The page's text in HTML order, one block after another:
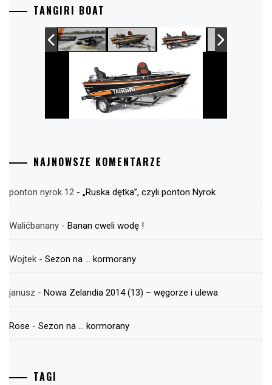
TANGIRI BOAT
NAJNOWSZE KOMENTARZE
ponton nyrok 12 - „Ruska dętka”, czyli ponton Nyrok
Walićbanany - Banan cweli wodę !
Wojtek - Sezon na … kormorany
janusz - Nowa Zelandia 2014 (13) – węgorze i ulewa
Rose - Sezon na … kormorany
TAGI